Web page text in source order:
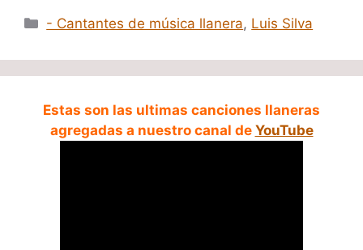
Categorías
- Cantantes de música llanera, Luis Silva
Estas son las ultimas canciones llaneras
agregadas a nuestro canal de YouTube